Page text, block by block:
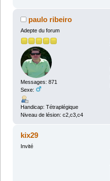
paulo ribeiro
Adepte du forum
Messages: 871
Sexe:
Handicap: Tétraplégique
Niveau de lésion: c2,c3,c4
kix29
Invité